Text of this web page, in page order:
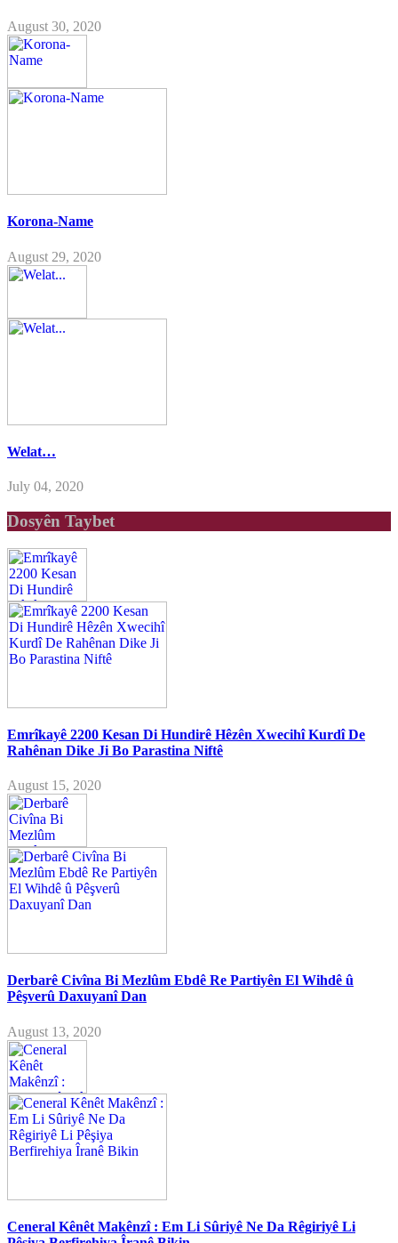
August 30, 2020
Korona-Name
August 29, 2020
Welat…
July 04, 2020
Dosyên Taybet
Emrîkayê 2200 Kesan Di Hundirê Hêzên Xwecihî Kurdî De
Rahênan Dike Ji Bo Parastina Niftê
August 15, 2020
Derbarê Civîna Bi Mezlûm Ebdê Re Partiyên El Wihdê û
Pêşverû Daxuyanî Dan
August 13, 2020
Ceneral Kênêt Makênzî : Em Li Sûriyê Ne Da Rêgiriyê Li